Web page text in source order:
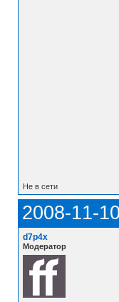
Не в сети
2008-11-
d7p4x
Модератор